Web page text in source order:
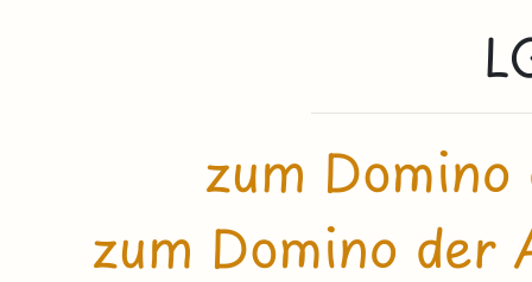
zum
zum Domino der